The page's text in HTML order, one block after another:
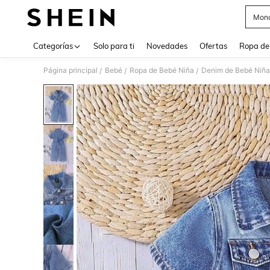
Categorías Solo para ti Novedades Ofertas Ropa
Página principal / Bebé / Ropa de Bebé Niña / Denim de Bebé Niña